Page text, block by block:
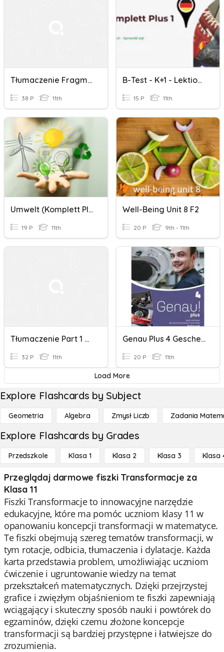
Tłumaczenie Fragmentów Zdań Test 1
38 P 11th
B-Test - K+1 - Lektion 1a - Wortschatz - A
15 P 11th
Umwelt (Komplett Plus L 2a,2b)
19 P 11th
Well-Being Unit 8 F2
20 P 9th - 11th
Tłumaczenie Part 1 And 2
32 P 11th
Genau Plus 4 Geschenke
20 P 11th
Load More
Explore Flashcards by Subject
Geometria Algebra Zmysł Liczb Zadania
Explore Flashcards by Grades
Przedszkole Klasa 1 Klasa 2 Klasa 3 Klasa
Przeglądaj darmowe fiszki Transformacje za
Klasa 11
Fiszki Transformacje to innowacyjne narzędzie
edukacyjne, które ma pomóc uczniom klasy 11 w
opanowaniu koncepcji transformacji w matematyce.
Te fiszki obejmują szereg tematów transformacji, w
tym rotacje, odbicia, tłumaczenia i dylatacje. Każda
karta przedstawia problem, umożliwiając uczniom
ćwiczenie i ugruntowanie wiedzy na temat
przekształceń matematycznych. Dzięki przejrzystej
grafice i zwięzłym objaśnieniom te fiszki zapewniają
wciągający i skuteczny sposób nauki i powtórek do
egzaminów, dzięki czemu złożone koncepcje
transformacji są bardziej przystępne i łatwiejsze do
zrozumienia.